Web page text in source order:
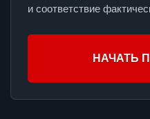
и соответствие
НАЧАТЬ